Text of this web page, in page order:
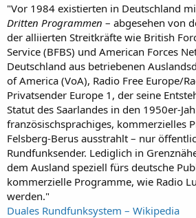
"Vor 1984 existierten in Deutschland
Dritten Programmen – abgesehen von
der alliierten Streitkräfte wie British
Service (BFBS) und American Forces
Deutschland aus betriebenen
of America (VoA), Radio Free Europe/
Privatsender Europe 1, der seine
Statut des Saarlandes in den 1950er-
französischsprachiges, kommerzielles
Felsberg-Berus ausstrahlt – nur
Rundfunksender. Lediglich in
dem Ausland speziell fürs deutsche
kommerzielle Programme, wie Radio
werden."
Duales Rundfunksystem – Wikipedia